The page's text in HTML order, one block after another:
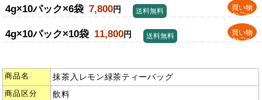
4g×10パック×6袋 7,800円
買い物
かごへ
送料無料
4g×10パック×10袋 11,800円
買い物
かごへ
送料無料
商品名 抹茶入レモン緑茶ティーバッグ
商品区分 飲料